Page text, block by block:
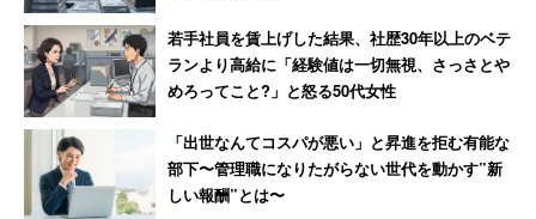
です。不満はあるが、新しい生活をして行くために
再び求職活動中です」
と綴っている。
※キャリコネニュースでは引き続き
若手社員を賃上げした結果、社歴30年以上のベテ
ランより高給に「経験値は一切無視、さっさとや
めろってこと?」と怒る50代女性
「出世なんてコスパが悪い」と昇進を拒む有能な
部下〜管理職になりたがらない世代を動かす”新
しい報酬”とは〜